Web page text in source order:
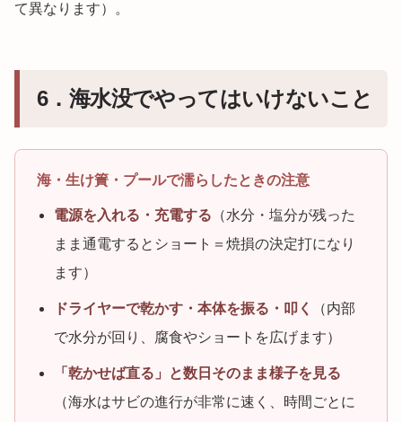
て異なります）。
6．海水没でやってはいけないこと
海・生け簀・プールで濡らしたときの注意
電源を入れる・充電する （水分・塩分が残った
まま通電するとショート＝焼損の決定打になり
ます）
ドライヤーで乾かす・本体を振る・叩く
（内部
で水分が回り、腐食やショートを広げます）
「乾かせば直る」と数日そのまま様子を見る
（海水はサビの進行が非常に速く、時間ごとに